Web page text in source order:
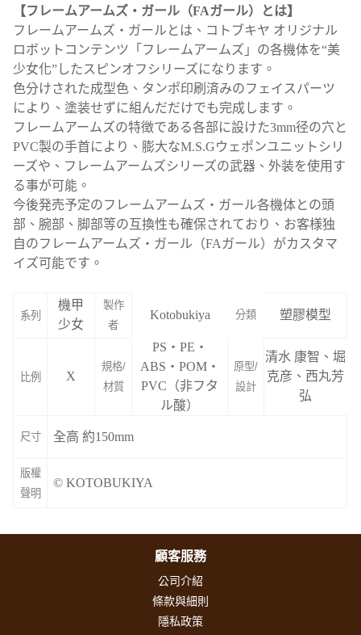
【フレームアームズ・ガール（FAガール）とは】
フレームアームズ・ガールとは、コトブキヤ オリジナル
ロボットコンテンツ「フレームアームズ」の各機体を“美
少女化”したスピンオフシリーズになります。
色分けされた成型色、タンポ印刷済みのフェイスパーツ
により、塗装せずに組んだだけでも完成します。
フレームアームズの特徴である各部に設けた3mm径の穴と
PVC製の手首により、膨大なM.S.Gウェポンユニットシリ
ーズや、フレームアームズシリーズの武器、外装を使用す
る事が可能。
今後発売予定のフレームアームズ・ガール各機体との頭
部、腕部、脚部等の互換性も確保されており、お客様独
自のフレームアームズ・ガール（FAガール）がカスタマ
イズ可能です。
系列
機甲
少女
製作
者
Kotobukiya 分類 塑膠模型
比例 X
規格/
材質
PS・PE・
ABS・POM・
PVC（非フタ
ル酸）
原型/
設計
清水 康智、堀
克彦、西丸芳
弘
尺寸 全高 約150mm
版權
聲明
© KOTOBUKIYA
顧客服務
公司介紹
條款與細則
隱私政策